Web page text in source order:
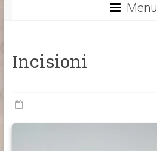
Menu
Incisioni